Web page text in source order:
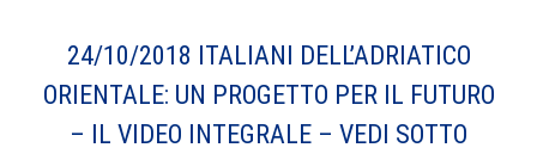
24/10/2018 ITALIANI DELL’ADRIATICO
ORIENTALE: UN PROGETTO PER IL FUTURO
– IL VIDEO INTEGRALE – VEDI SOTTO